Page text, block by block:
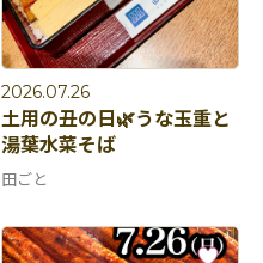
2026.07.26
土用の丑の日🌿うな玉重と
湯葉水菜そば
田ごと